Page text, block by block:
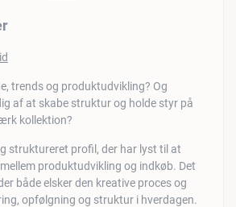
trends og produktudvikling? Og
af at skabe struktur og holde styr på
kollektion?
struktureret profil, der har lyst til at
produktudvikling og indkøb. Det
både elsker den kreative proces og
opfølgning og struktur i hverdagen.